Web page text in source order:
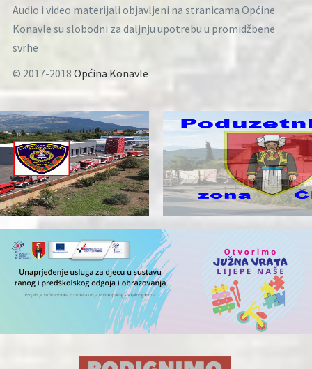
Audio i video materijali objavljeni na stranicama Općine
Konavle su slobodni za daljnju upotrebu u promidžbene
svrhe
© 2017-2018 Općina Konavle